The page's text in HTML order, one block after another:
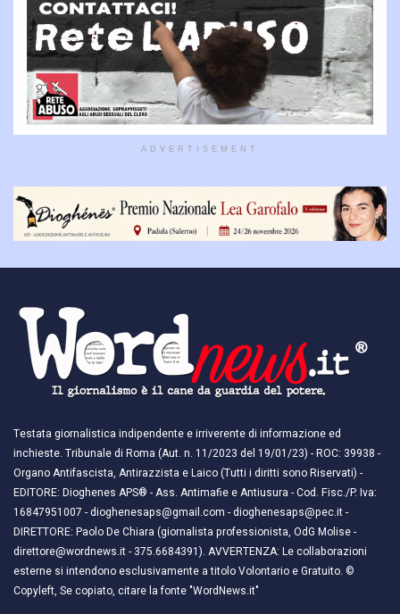
ADVERTISEMENT
Testata giornalistica indipendente e irriverente di informazione ed
inchieste. Tribunale di Roma (Aut. n. 11/2023 del 19/01/23) - ROC: 39938 -
Organo Antifascista, Antirazzista e Laico (Tutti i diritti sono Riservati) -
EDITORE: Dioghenes APS® - Ass. Antimafie e Antiusura - Cod. Fisc./P. Iva:
16847951007 - dioghenesaps@gmail.com - dioghenesaps@pec.it - ​​
DIRETTORE: Paolo De Chiara (giornalista professionista, OdG Molise -
direttore@wordnews.it - ​​375.6684391). AVVERTENZA: Le collaborazioni
esterne si intendono esclusivamente a titolo Volontario e Gratuito. ©
Copyleft, Se copiato, citare la fonte "WordNews.it"